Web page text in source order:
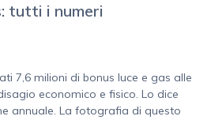
tutti i numeri
7,6 milioni di bonus luce e gas alle
economico e fisico. Lo dice
annuale. La fotografia di questo